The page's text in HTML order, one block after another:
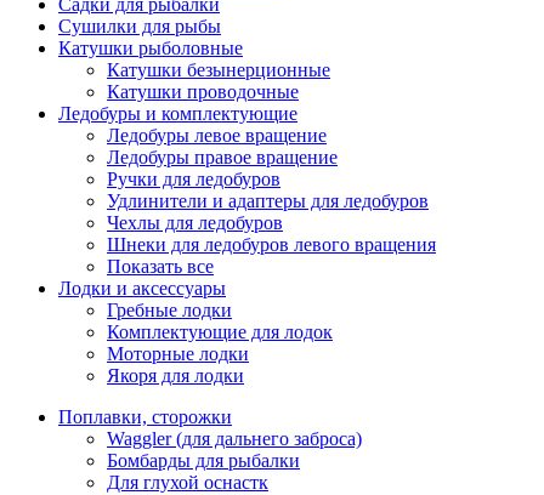
Садки для рыбалки
Сушилки для рыбы
Катушки рыболовные
Катушки безынерционные
Катушки проводочные
Ледобуры и комплектующие
Ледобуры левое вращение
Ледобуры правое вращение
Ручки для ледобуров
Удлинители и адаптеры для ледобуров
Чехлы для ледобуров
Шнеки для ледобуров левого вращения
Показать все
Лодки и аксессуары
Гребные лодки
Комплектующие для лодок
Моторные лодки
Якоря для лодки
Поплавки, сторожки
Waggler (для дальнего заброса)
Бомбарды для рыбалки
Для глухой оснастк